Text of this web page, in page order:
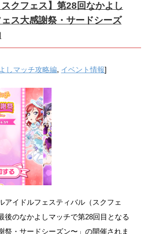
スクフェス】第28回なかよし
ス大感謝祭・サードシーズ
しマッチ攻略編, イベント情報]
アイドルフェスティバル（スクフェ
後のなかよしマッチで第28回目となる
祭・サードシーズン〜」の開催されま